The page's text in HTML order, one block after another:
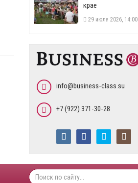
крае
29 июля 2026, 14:00
info@business-class.su
+7 (922) 371-30-28